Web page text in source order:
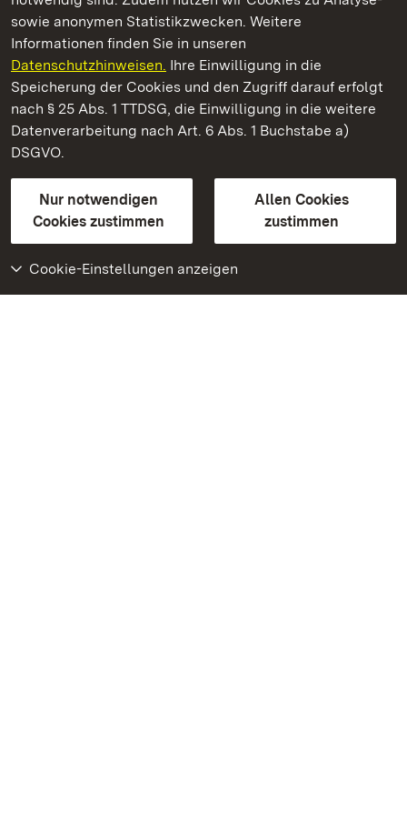
sowie anonymen Statistikzwecken. Weitere
Informationen finden Sie in unseren
Datenschutzhinweisen. Ihre Einwilligung in die
Speicherung der Cookies und den Zugriff darauf erfolgt
nach § 25 Abs. 1 TTDSG, die Einwilligung in die weitere
Datenverarbeitung nach Art. 6 Abs. 1 Buchstabe a)
DSGVO.
Nur notwendigen
Cookies zustimmen
Allen Cookies
zustimmen
Cookie-Einstellungen anzeigen
Hochburg bei Emmendingen
Staatliche Schlösser und Gärten Baden-Württemberg
Kontakt
GebärdenspracheLeichte Sprache
Erklärung zur Barrierefreiheit
BITV-konform (geprüfte Seiten)
Weiteres